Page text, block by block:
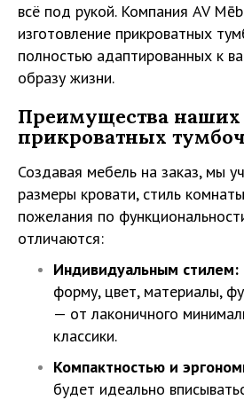
всё под рукой. Компания AV
изготовление прикроватных
полностью адаптированных к
образу жизни.
Преимущества наших
прикроватных
Создавая мебель на заказ, мы
размеры кровати, стиль
пожелания по
отличаются:
Индивидуальным стилем:
форму, цвет, материалы,
— от лаконичного
классики.
Компактностью и
будет идеально